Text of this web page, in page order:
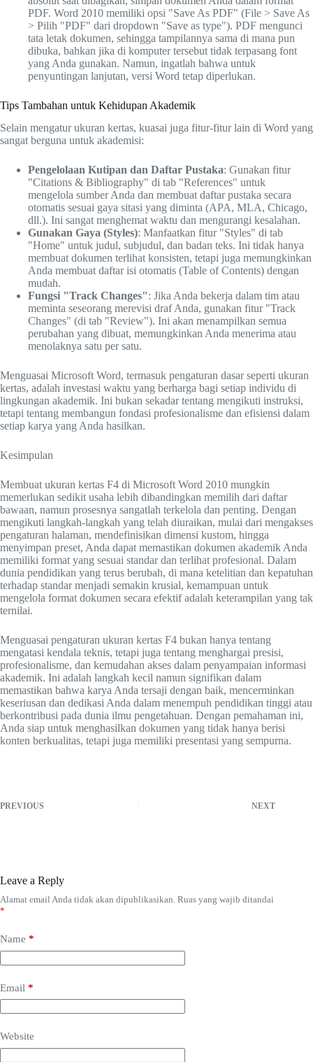
PDF. Word 2010 memiliki opsi "Save As PDF" (File > Save As
> Pilih "PDF" dari dropdown "Save as type"). PDF mengunci
tata letak dokumen, sehingga tampilannya sama di mana pun
dibuka, bahkan jika di komputer tersebut tidak terpasang font
yang Anda gunakan. Namun, ingatlah bahwa untuk
penyuntingan lanjutan, versi Word tetap diperlukan.
Tips Tambahan untuk Kehidupan Akademik
Selain mengatur ukuran kertas, kuasai juga fitur-fitur lain di Word yang
sangat berguna untuk akademisi:
Pengelolaan Kutipan dan Daftar Pustaka: Gunakan fitur
"Citations & Bibliography" di tab "References" untuk
mengelola sumber Anda dan membuat daftar pustaka secara
otomatis sesuai gaya sitasi yang diminta (APA, MLA, Chicago,
dll.). Ini sangat menghemat waktu dan mengurangi kesalahan.
Gunakan Gaya (Styles): Manfaatkan fitur "Styles" di tab
"Home" untuk judul, subjudul, dan badan teks. Ini tidak hanya
membuat dokumen terlihat konsisten, tetapi juga memungkinkan
Anda membuat daftar isi otomatis (Table of Contents) dengan
mudah.
Fungsi "Track Changes": Jika Anda bekerja dalam tim atau
meminta seseorang merevisi draf Anda, gunakan fitur "Track
Changes" (di tab "Review"). Ini akan menampilkan semua
perubahan yang dibuat, memungkinkan Anda menerima atau
menolaknya satu per satu.
Menguasai Microsoft Word, termasuk pengaturan dasar seperti ukuran
kertas, adalah investasi waktu yang berharga bagi setiap individu di
lingkungan akademik. Ini bukan sekadar tentang mengikuti instruksi,
tetapi tentang membangun fondasi profesionalisme dan efisiensi dalam
setiap karya yang Anda hasilkan.
Kesimpulan
Membuat ukuran kertas F4 di Microsoft Word 2010 mungkin
memerlukan sedikit usaha lebih dibandingkan memilih dari daftar
bawaan, namun prosesnya sangatlah terkelola dan penting. Dengan
mengikuti langkah-langkah yang telah diuraikan, mulai dari mengakses
pengaturan halaman, mendefinisikan dimensi kustom, hingga
menyimpan preset, Anda dapat memastikan dokumen akademik Anda
memiliki format yang sesuai standar dan terlihat profesional. Dalam
dunia pendidikan yang terus berubah, di mana ketelitian dan kepatuhan
terhadap standar menjadi semakin krusial, kemampuan untuk
mengelola format dokumen secara efektif adalah keterampilan yang tak
ternilai.
Menguasai pengaturan ukuran kertas F4 bukan hanya tentang
mengatasi kendala teknis, tetapi juga tentang menghargai presisi,
profesionalisme, dan kemudahan akses dalam penyampaian informasi
akademik. Ini adalah langkah kecil namun signifikan dalam
memastikan bahwa karya Anda tersaji dengan baik, mencerminkan
keseriusan dan dedikasi Anda dalam menempuh pendidikan tinggi atau
berkontribusi pada dunia ilmu pengetahuan. Dengan pemahaman ini,
Anda siap untuk menghasilkan dokumen yang tidak hanya berisi
konten berkualitas, tetapi juga memiliki presentasi yang sempurna.
PREVIOUS NEXT
Leave a Reply
Alamat email Anda tidak akan dipublikasikan. Ruas yang wajib ditandai
*
Name *
Email *
Website